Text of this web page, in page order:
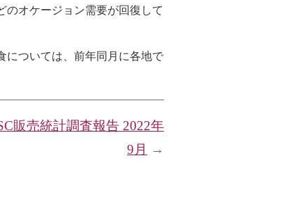
のオケージョン需要が回復して
については、前年同月に各地で
販売統計調査報告 2022年
9月
→